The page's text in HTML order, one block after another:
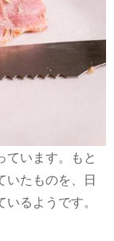
ています。もと
いたものを、日
るようです。